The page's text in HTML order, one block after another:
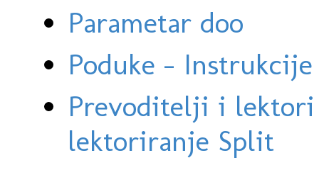
Parametar doo
Poduke -
Prevoditelji i
lektoriranje Split